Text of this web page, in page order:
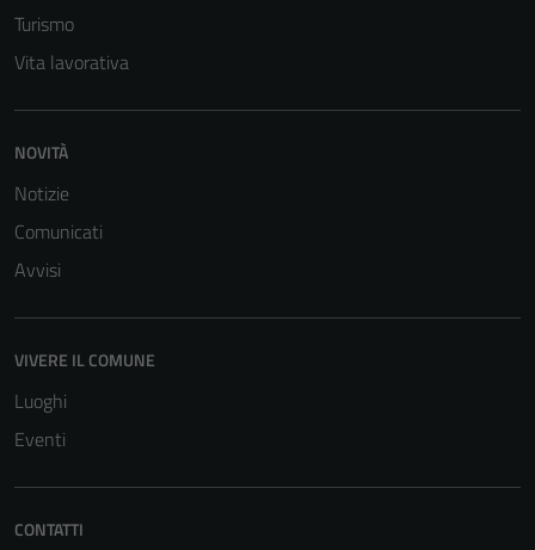
Turismo
Vita lavorativa
NOVITÀ
Notizie
Comunicati
Avvisi
VIVERE IL COMUNE
Luoghi
Eventi
CONTATTI